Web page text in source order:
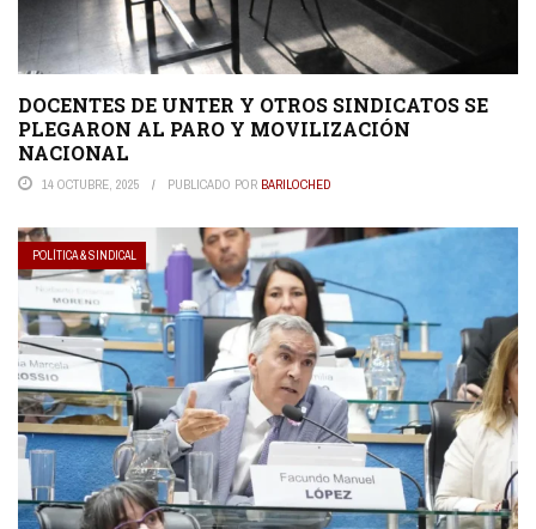
DOCENTES DE UNTER Y OTROS SINDICATOS SE
PLEGARON AL PARO Y MOVILIZACIÓN
NACIONAL
14 OCTUBRE, 2025 PUBLICADO POR BARILOCHED
POLÍTICA & SINDICAL